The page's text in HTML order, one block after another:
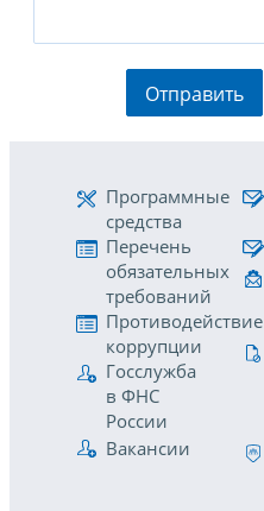
Отправить
Программные
средства
Перечень
обязательных
требований
Противодействие
коррупции
Госслужба
в ФНС
России
Вакансии